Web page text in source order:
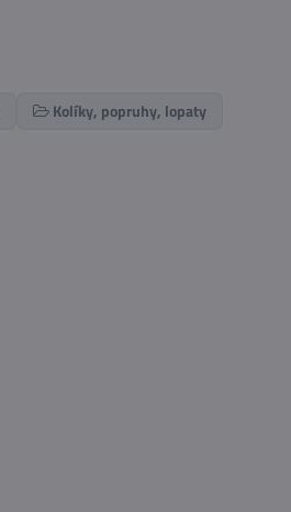
Kolíky, popruhy, lopaty